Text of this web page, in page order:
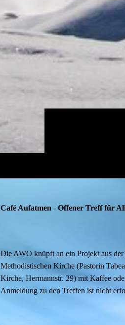
Café Aufatmen - Offener Treff für
Die AWO knüpft an ein Projekt aus
Methodistischen Kirche (Pastorin
Kirche, Hermannstr. 29) mit Kaffee
Anmeldung zu den Treffen ist nicht